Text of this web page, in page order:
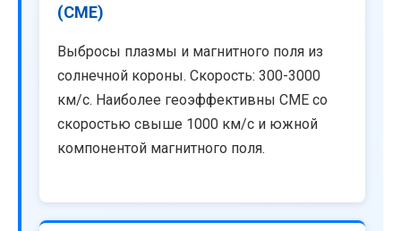
(CME)
Выбросы плазмы и магнитного поля из
солнечной короны. Скорость: 300-3000
км/с. Наиболее геоэффективны CME со
скоростью свыше 1000 км/с и южной
компонентой магнитного поля.